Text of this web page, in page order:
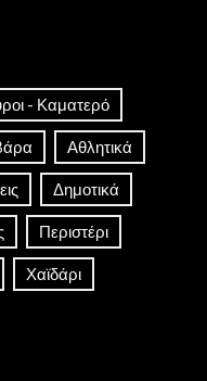
- Καματερό
Αθλητικά
Δημοτικά
Περιστέρι
Χαϊδάρι